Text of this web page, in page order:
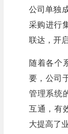
公司单独
采购进行
联达，开
随着各个
要，公司
管理系统
互通，有
大提高了